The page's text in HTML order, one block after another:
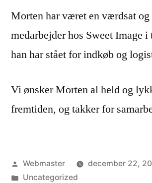
Morten har været en værdsat
medarbejder hos Sweet Image i
han har stået for indkøb og
Vi ønsker Morten al held og
fremtiden, og takker for
Posted
by
Webmaster
december 22,
Posted
Uncategorized